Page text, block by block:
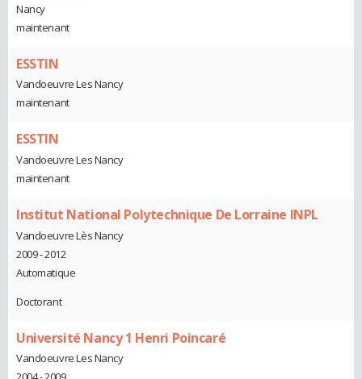
Nancy
maintenant
ESSTIN
Vandoeuvre Les Nancy
maintenant
ESSTIN
Vandoeuvre Les Nancy
maintenant
Institut National Polytechnique De Lorraine INPL
Vandoeuvre Lès Nancy
2009 - 2012
Automatique
Doctorant
Université Nancy 1 Henri Poincaré
Vandoeuvre Les Nancy